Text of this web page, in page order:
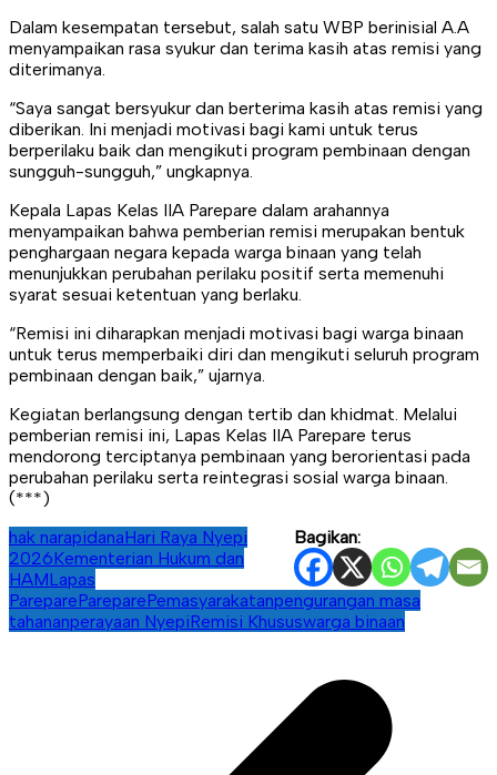
Dalam kesempatan tersebut, salah satu WBP berinisial A.A
menyampaikan rasa syukur dan terima kasih atas remisi yang
diterimanya.
“Saya sangat bersyukur dan berterima kasih atas remisi yang
diberikan. Ini menjadi motivasi bagi kami untuk terus
berperilaku baik dan mengikuti program pembinaan dengan
sungguh-sungguh,” ungkapnya.
Kepala Lapas Kelas IIA Parepare dalam arahannya
menyampaikan bahwa pemberian remisi merupakan bentuk
penghargaan negara kepada warga binaan yang telah
menunjukkan perubahan perilaku positif serta memenuhi
syarat sesuai ketentuan yang berlaku.
“Remisi ini diharapkan menjadi motivasi bagi warga binaan
untuk terus memperbaiki diri dan mengikuti seluruh program
pembinaan dengan baik,” ujarnya.
Kegiatan berlangsung dengan tertib dan khidmat. Melalui
pemberian remisi ini, Lapas Kelas IIA Parepare terus
mendorong terciptanya pembinaan yang berorientasi pada
perubahan perilaku serta reintegrasi sosial warga binaan.
(***)
Bagikan:
hak narapidanaHari Raya Nyepi
2026Kementerian Hukum dan
HAMLapas
PareparePareparePemasyarakatanpengurangan masa
tahananperayaan NyepiRemisi Khususwarga binaan